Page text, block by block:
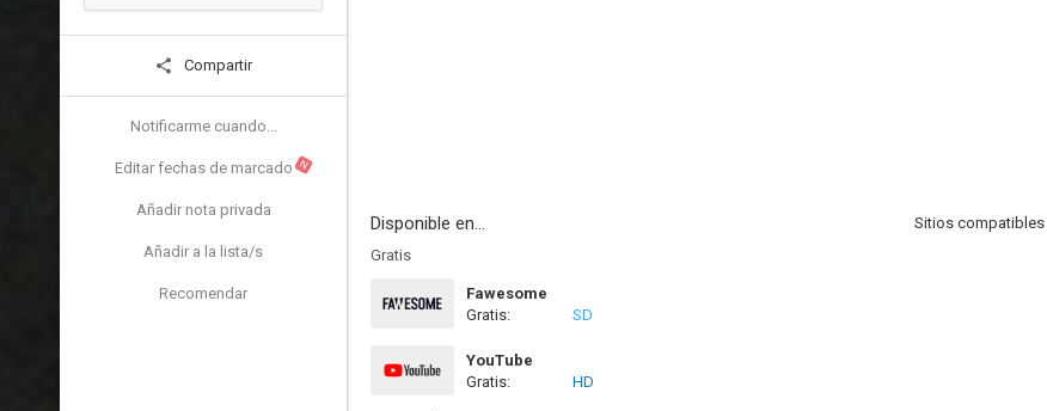
Compartir
Notificarme cuando...
Editar fechas de marcado N
Añadir nota privada
Añadir a la lista/s
Recomendar
Disponible en...
Sitios compatibles
Gratis
Fawesome
Gratis:
SD
YouTube
Gratis:
HD